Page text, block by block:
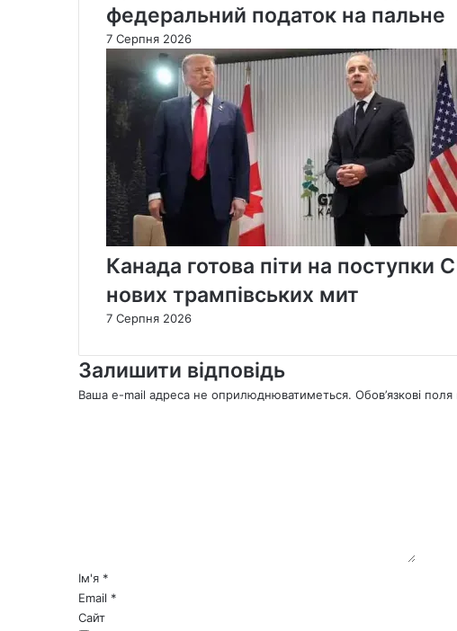
федеральний податок на пальне
7 Серпня 2026
Канада готова піти на поступки
нових трампівських мит
7 Серпня 2026
Залишити відповідь
Ваша e-mail адреса не оприлюднюватиметься. Обов’язкові поля
*Ім'я *
Email *
Сайт